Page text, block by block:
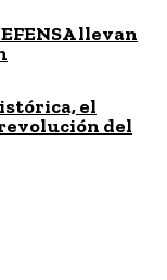
llevan
el
del